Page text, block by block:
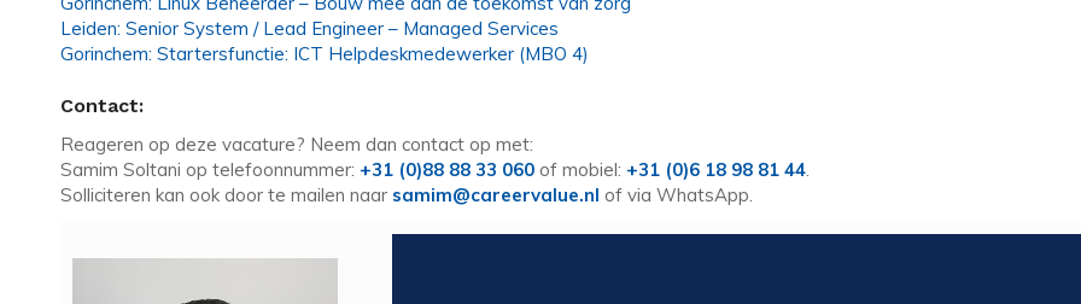
Leiden: Senior System / Lead Engineer – Managed Services
Gorinchem: Startersfunctie: ICT Helpdeskmedewerker (MBO 4)
Contact:
Reageren op deze vacature? Neem dan contact op met:
Samim Soltani op telefoonnummer: +31 (0)88 88 33 060 of mobiel: +31 (0)6 18 98 81 44
Solliciteren kan ook door te mailen naar samim@careervalue.nl of via WhatsApp.